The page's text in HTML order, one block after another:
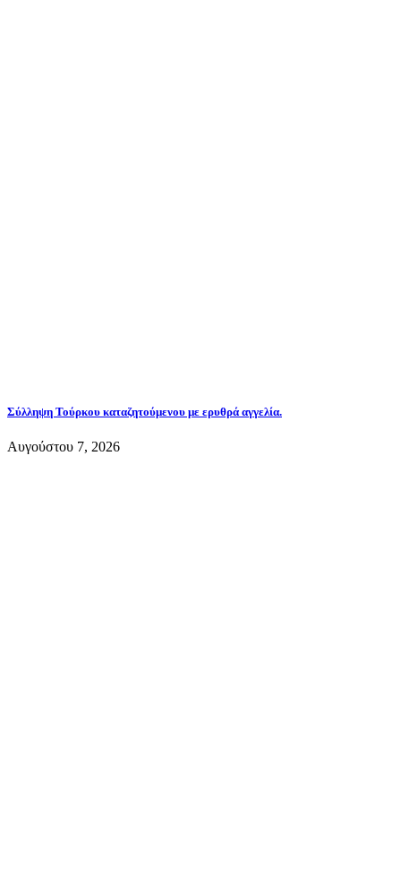
Σύλληψη Τούρκου καταζητούμενου με ερυθρά αγγελία.
Αυγούστου 7, 2026